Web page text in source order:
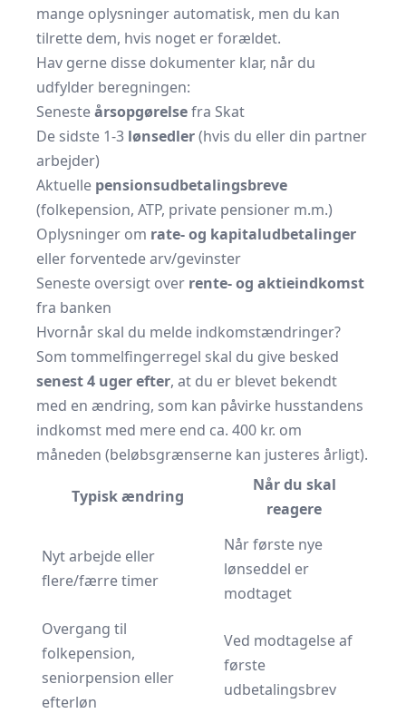
mange oplysninger automatisk, men du kan
tilrette dem, hvis noget er forældet.
Hav gerne disse dokumenter klar, når du
udfylder beregningen:
Senesteårsopgørelsefra Skat
De sidste 1-3 lønsedler(hvis du eller din partner
arbejder)
Aktuelle pensionsudbetalingsbreve
(folkepension, ATP, private pensioner m.m.)
Oplysninger om rate- og kapitaludbetalinger
eller forventede arv/gevinster
Seneste oversigt over rente- og aktieindkomst
fra banken
Hvornår skal du melde indkomstændringer?
Som tommelfingerregel skal du give besked
senest 4 uger efter, at du er blevet bekendt
med en ændring, som kan påvirke husstandens
indkomst med mere end ca. 400 kr. om
måneden (beløbsgrænserne kan justeres årligt).
Typisk ændring
Når du skal
reagere
Nyt arbejde eller
flere/færre timer
Når første nye
lønseddel er
modtaget
Overgang til
folkepension,
seniorpension eller
efterløn
Ved modtagelse af
første
udbetalingsbrev